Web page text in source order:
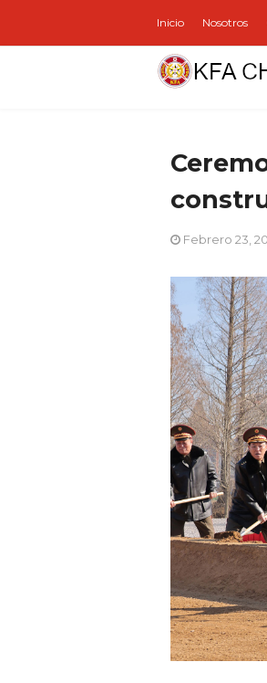
Inicio Nosotros
Febrero 23,